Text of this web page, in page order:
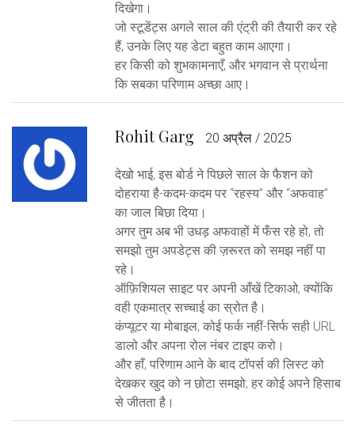
दिखेगा।
जो स्टूडेंट्स अगले साल की एंट्री की तैयारी कर रहे
हैं, उनके लिए यह डेटा बहुत काम आएगा।
हर किसी को शुभकामनाएँ, और भगवान से प्रार्थना
कि सबका परिणाम अच्छा आए।
Rohit Garg 20 अप्रैल / 2025
देखो भाई, इस बोर्ड ने पिछले साल के फैशन को
दोहराया है-कदम-कदम पर “रहस्य” और “अफवाह”
का जाल बिछा दिया।
अगर तुम अब भी उधड़ अफवाहों में फँस रहे हो, तो
समझो तुम अपडेट्स की ज़रूरत को समझ नहीं पा
रहे।
ऑफ़िशियल साइट पर अपनी आँखें टिकाओ, क्योंकि
वही एकमात्र सच्चाई का स्रोत है।
कंप्यूटर या मोबाइल, कोई फर्क नहीं-सिर्फ सही URL
डालो और अपना रोल नंबर टाइप करो।
और हाँ, परिणाम आने के बाद टॉपर्स की लिस्ट को
देखकर खुद को न छोटा समझो; हर कोई अपने हिसाब
से जीतता है।